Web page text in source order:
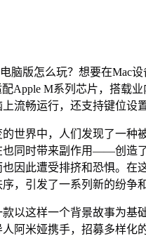
脑版怎么玩？想要在Mac
配Apple M系列芯片，搭载
流畅运行，还支持键位设
世界中，人们发现了一种
同时带来副作用——创造
因此遭受排挤和恐惧。在
，引发了一系列新的纷争
款以这样一个背景故事为基
阿米娅携手，招募多样化